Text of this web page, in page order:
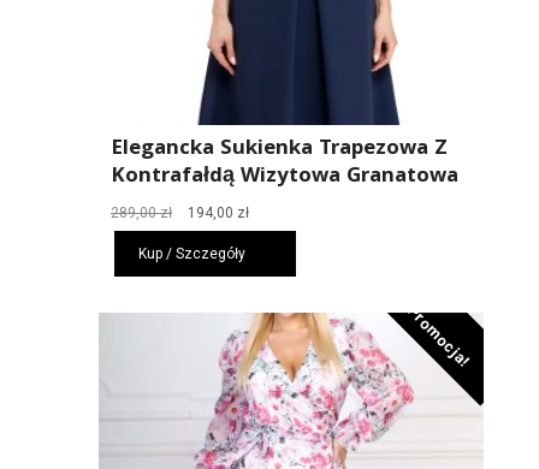
Elegancka Sukienka Trapezowa Z
Kontrafałdą Wizytowa Granatowa
289,00zł
Pierwotna
cena
wynosiła:
289,00 zł.
194,00 złAktualna
cena
194,00 zł.
Kup / Szczegóły
Promocja!